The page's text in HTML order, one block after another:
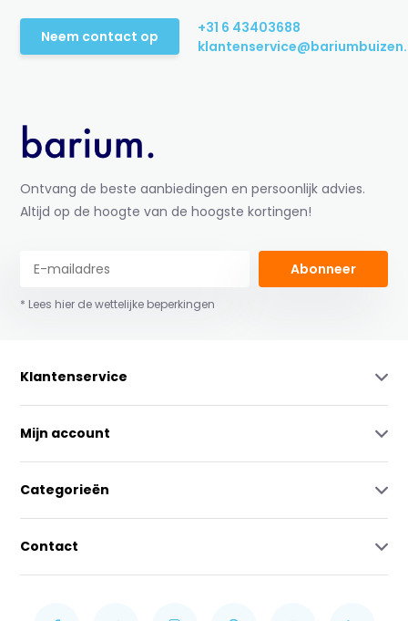
Neem contact op
+31 6 43403688
Ontvang de beste aanbiedingen en persoonlijk advies.
Altijd op de hoogte van de hoogste kortingen!
Abonneer
* Lees hier de wettelijke beperkingen
Klantenservice
Mijn account
Categorieën
Contact